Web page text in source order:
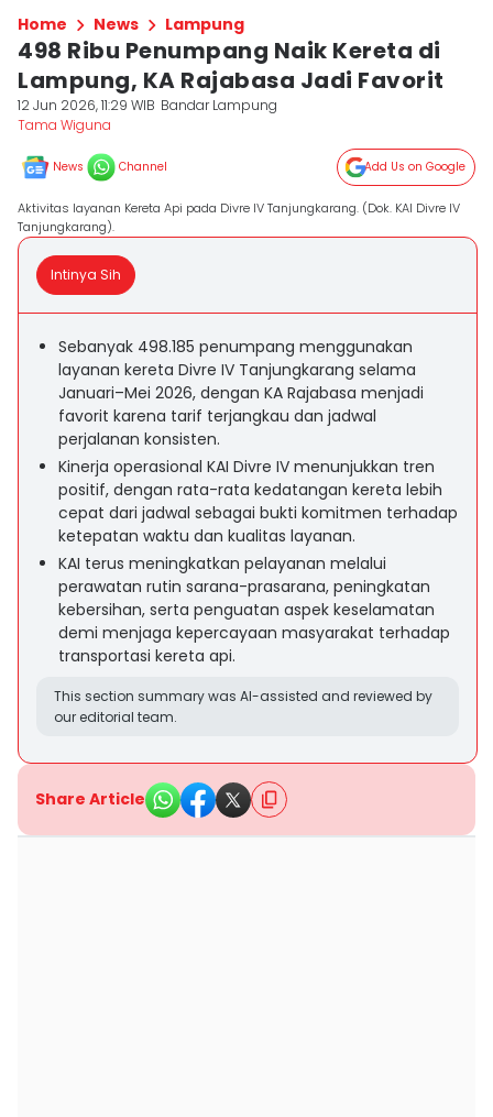
Home News Lampung
498 Ribu Penumpang Naik Kereta di
Lampung, KA Rajabasa Jadi Favorit
12 Jun 2026, 11:29 WIB Bandar Lampung
Tama Wiguna
News Channel Add Us on Google
Aktivitas layanan Kereta Api pada Divre IV Tanjungkarang. (Dok. KAI Divre IV
Tanjungkarang).
Intinya Sih
Sebanyak 498.185 penumpang menggunakan
layanan kereta Divre IV Tanjungkarang selama
Januari–Mei 2026, dengan KA Rajabasa menjadi
favorit karena tarif terjangkau dan jadwal
perjalanan konsisten.
Kinerja operasional KAI Divre IV menunjukkan tren
positif, dengan rata-rata kedatangan kereta lebih
cepat dari jadwal sebagai bukti komitmen terhadap
ketepatan waktu dan kualitas layanan.
KAI terus meningkatkan pelayanan melalui
perawatan rutin sarana-prasarana, peningkatan
kebersihan, serta penguatan aspek keselamatan
demi menjaga kepercayaan masyarakat terhadap
transportasi kereta api.
This section summary was AI-assisted and reviewed by
our editorial team.
Share Article